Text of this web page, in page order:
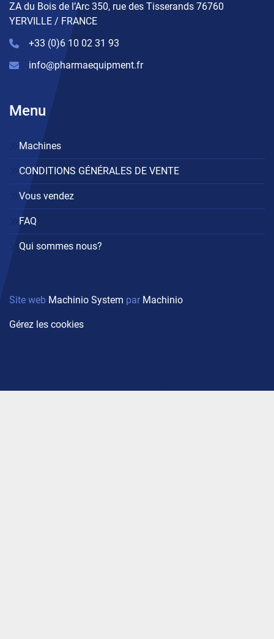
ZA du Bois de l’Arc 350, rue des Tisserands 76760
YERVILLE / FRANCE
+33 (0)6 10 02 31 93
info@pharmaequipment.fr
Menu
Machines
CONDITIONS GÉNÉRALES DE VENTE
Vous vendez
FAQ
Qui sommes nous?
Site web Machinio System par Machinio
Gérez les cookies